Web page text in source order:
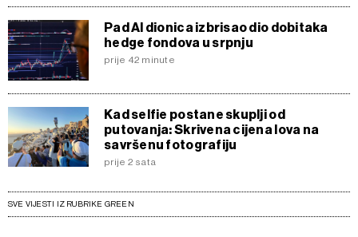
Pad AI dionica izbrisao dio dobitaka
hedge fondova u srpnju
prije 42 minute
Kad selfie postane skuplji od
putovanja: Skrivena cijena lova na
savršenu fotografiju
prije 2 sata
SVE VIJESTI IZ RUBRIKE GREEN